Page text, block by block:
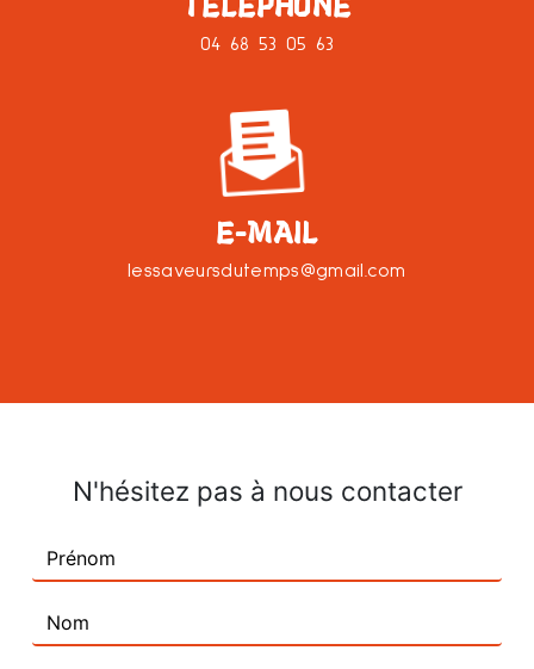
TÉLÉPHONE
04 68 53 05 63
E-MAIL
lessaveursdutemps@gmail.com
N'hésitez pas à nous contacter